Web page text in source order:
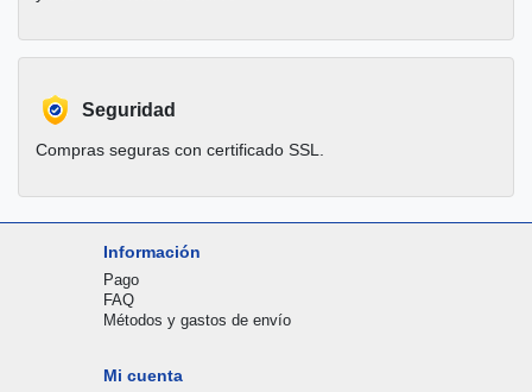
Seguridad
Compras seguras con certificado SSL.
Información
Pago
FAQ
Métodos y gastos de envío
Mi cuenta